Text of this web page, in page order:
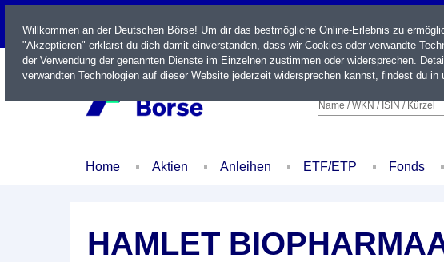
LIVE
Name / WKN / ISIN / Kürzel
Home Aktien Anleihen ETF/ETP Fonds
HAMLET
Willkommen an der Deutschen Börse! Um dir das bestmögliche Online-Erlebnis zu
"Akzeptieren" erklärst du dich damit einverstanden, dass wir Cookies oder verwandte
der Verwendung der genannten Dienste im Einzelnen zustimmen oder widersprechen.
verwandten Technologien auf dieser Website jederzeit widersprechen kannst, findest du in